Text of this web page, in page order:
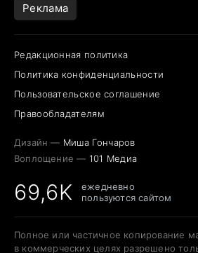
Реклама
Редакционная политика
Политика конфиденциальности
Пользовательское соглашение
Правообладателям
Дизайн — Миша Гончаров
Воплощение — 101 Медиа
69,6K
ежедневно
пользуются сайтом
Полное или частичное копирование
в коммерческих целях разрешено